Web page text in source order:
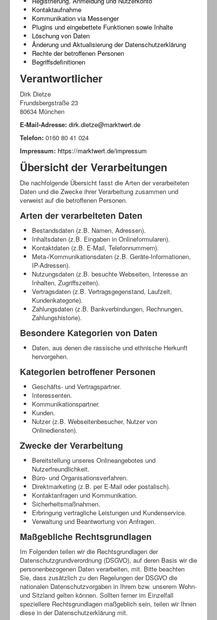
Kontaktaufnahme
Kommunikation via Messenger
Plugins und eingebettete Funktionen sowie Inhalte
Löschung von Daten
Änderung und Aktualisierung der Datenschutzerklärung
Rechte der betroffenen Personen
Begriffsdefinitionen
Verantwortlicher
Dirk Dietze
Frundsbergstraße 23
80634 München
E-Mail-Adresse: dirk.dietze@marktwert.de
Telefon: 0160 80 41 024
Impressum: https://marktwert.de/impressum
Übersicht der Verarbeitungen
Die nachfolgende Übersicht fasst die Arten der verarbeiteten
Daten und die Zwecke ihrer Verarbeitung zusammen und
verweist auf die betroffenen Personen.
Arten der verarbeiteten Daten
Bestandsdaten (z.B. Namen, Adressen).
Inhaltsdaten (z.B. Eingaben in Onlineformularen).
Kontaktdaten (z.B. E-Mail, Telefonnummern).
Meta-/Kommunikationsdaten (z.B. Geräte-Informationen,
IP-Adressen).
Nutzungsdaten (z.B. besuchte Webseiten, Interesse an
Inhalten, Zugriffszeiten).
Vertragsdaten (z.B. Vertragsgegenstand, Laufzeit,
Kundenkategorie).
Zahlungsdaten (z.B. Bankverbindungen, Rechnungen,
Zahlungshistorie).
Besondere Kategorien von Daten
Daten, aus denen die rassische und ethnische Herkunft
hervorgehen.
Kategorien betroffener Personen
Geschäfts- und Vertragspartner.
Interessenten.
Kommunikationspartner.
Kunden.
Nutzer (z.B. Webseitenbesucher, Nutzer von
Onlinediensten).
Zwecke der Verarbeitung
Bereitstellung unseres Onlineangebotes und
Nutzerfreundlichkeit.
Büro- und Organisationsverfahren.
Direktmarketing (z.B. per E-Mail oder postalisch).
Kontaktanfragen und Kommunikation.
Sicherheitsmaßnahmen.
Erbringung vertragliche Leistungen und Kundenservice.
Verwaltung und Beantwortung von Anfragen.
Maßgebliche Rechtsgrundlagen
Im Folgenden teilen wir die Rechtsgrundlagen der
Datenschutzgrundverordnung (DSGVO), auf deren Basis wir die
personenbezogenen Daten verarbeiten, mit. Bitte beachten
Sie, dass zusätzlich zu den Regelungen der DSGVO die
nationalen Datenschutzvorgaben in Ihrem bzw. unserem Wohn-
und Sitzland gelten können. Sollten ferner im Einzelfall
speziellere Rechtsgrundlagen maßgeblich sein, teilen wir Ihnen
diese in der Datenschutzerklärung mit.